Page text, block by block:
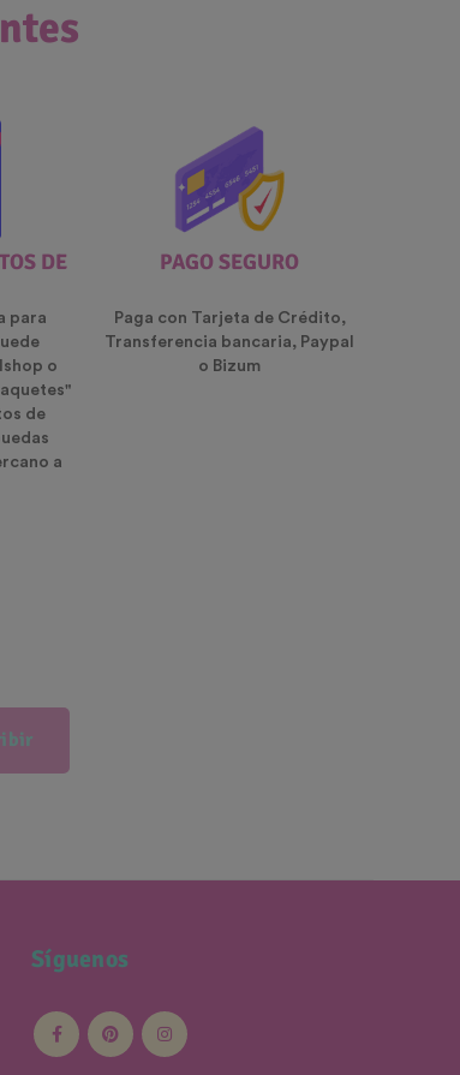
DE
para
o
de
a
PAGO SEGURO
Paga con Tarjeta de Crédito,
Transferencia bancaria, Paypal
o Bizum
Síguenos